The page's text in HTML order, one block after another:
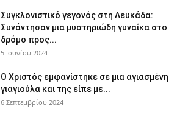
Συγκλονιστικό γεγονός στη Λευκάδα:
Συνάντησαν μια μυστηριώδη γυναίκα στο
δρόμο προς...
5 Ιουνίου 2024
Ο Χριστός εμφανίστηκε σε μια αγιασμένη
γιαγιούλα και της είπε με...
6 Σεπτεμβρίου 2024